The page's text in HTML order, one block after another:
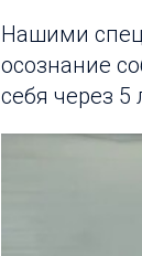
Нашими
осознание
себя через 5